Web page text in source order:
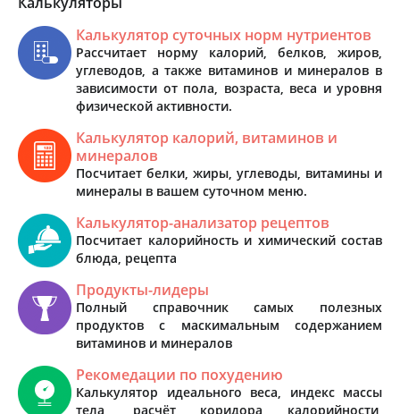
Калькулятор суточных норм нутриентов
Рассчитает норму калорий, белков, жиров,
углеводов, а также витаминов и минералов в
зависимости от пола, возраста, веса и уровня
физической активности.
Калькулятор калорий, витаминов и
минералов
Посчитает белки, жиры, углеводы, витамины и
минералы в вашем суточном меню.
Калькулятор-анализатор рецептов
Посчитает калорийность и химический состав
блюда, рецепта
Продукты-лидеры
Полный справочник самых полезных
продуктов с маскимальным содержанием
витаминов и минералов
Рекомедации по похудению
Калькулятор идеального веса, индекс массы
тела, расчёт коридора калорийности,